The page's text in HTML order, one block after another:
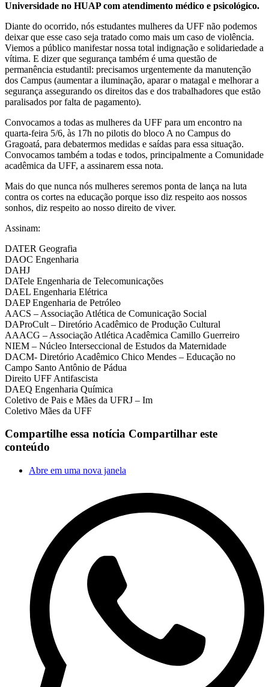
Universidade no HUAP com atendimento médico e psicológico.
Diante do ocorrido, nós estudantes mulheres da UFF não podemos
deixar que esse caso seja tratado como mais um caso de violência.
Viemos a público manifestar nossa total indignação e solidariedade a
vítima. E dizer que segurança também é uma questão de
permanência estudantil: precisamos urgentemente da manutenção
dos Campus (aumentar a iluminação, aparar o matagal e melhorar a
segurança assegurando os direitos das e dos trabalhadores que estão
paralisados por falta de pagamento).
Convocamos a todas as mulheres da UFF para um encontro na
quarta-feira 5/6, às 17h no pilotis do bloco A no Campus do
Gragoatá, para debatermos medidas e saídas para essa situação.
Convocamos também a todas e todos, principalmente a Comunidade
acadêmica da UFF, a assinarem essa nota.
Mais do que nunca nós mulheres seremos ponta de lança na luta
contra os cortes na educação porque isso diz respeito aos nossos
sonhos, diz respeito ao nosso direito de viver.
Assinam:
DATER Geografia
DAOC Engenharia
DAHJ
DATele Engenharia de Telecomunicações
DAEL Engenharia Elétrica
DAEP Engenharia de Petróleo
AACS – Associação Atlética de Comunicação Social
DAProCult – Diretório Acadêmico de Produção Cultural
AAACG – Associação Atlética Acadêmica Camillo Guerreiro
NIEM – Núcleo Interseccional de Estudos da Maternidade
DACM- Diretório Acadêmico Chico Mendes – Educação no
Campo Santo Antônio de Pádua
Direito UFF Antifascista
DAEQ Engenharia Química
Coletivo de Pais e Mães da UFRJ – Im
Coletivo Mães da UFF
Compartilhe essa notícia Compartilhar este
conteúdo
Abre em uma nova janela